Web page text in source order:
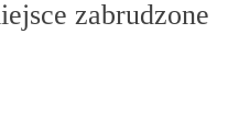
zabrudzone